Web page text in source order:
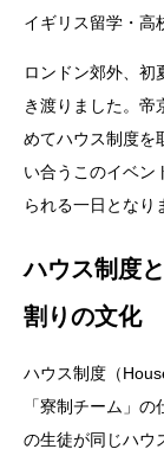
イギリス留学・高
ロンドン郊外、初
き渡りました。帝
めてハウス制度を
い合うこのイベン
られる一日となり
ハウス制度
割りの文化
ハウス制度（
「寮制チーム」
の生徒が同じハウ